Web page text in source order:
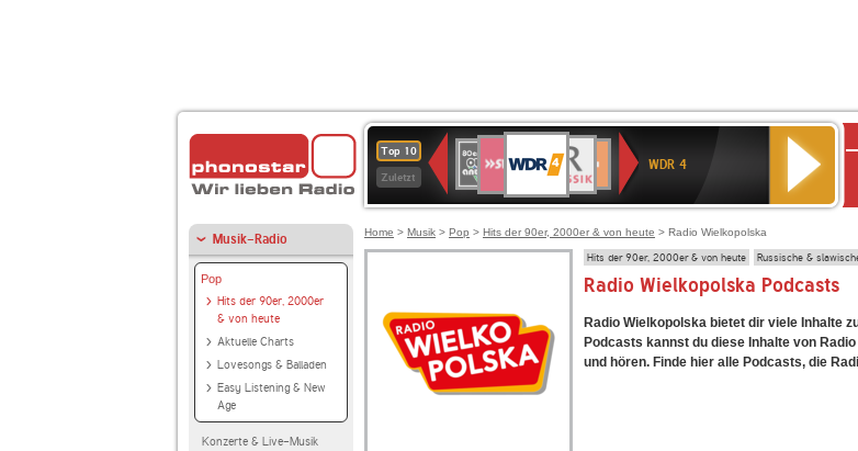
Top 10
Zuletzt
Deutschlandfunk
80er
90er
OLDIE
ANTENNE
4
KLASSIK
Deutschlandfunk
Kultur
Kultur
2
WDR 4
Musik-Radio
Pop
Hits der 90er, 2000er
& von heute
Aktuelle Charts
Lovesongs & Balladen
Easy Listening & New
Age
Konzerte & Live-Musik
Home > Musik > Pop > Hits der 90er, 2000er & von heute > Radio Wielkopolska
Hits der 90er, 2000er & von heute Russische &
Radio Wielkopolska Podcasts
Radio Wielkopolska bietet dir viele Inhalte
Podcasts kannst du diese Inhalte von
und hören. Finde hier alle Podcasts, die